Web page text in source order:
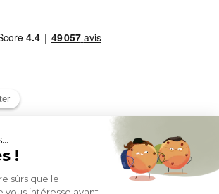
DE PAIEMENT